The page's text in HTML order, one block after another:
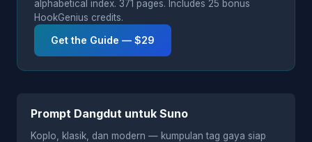
alphabetical index. 371 pages. Includes 25 bonus
HookGenius credits.
Get the Guide — $29
Prompt Dangdut untuk Suno
Koplo, klasik, dan modern — kumpulan tag gaya siap